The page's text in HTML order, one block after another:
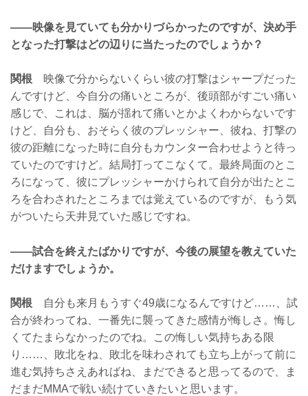
——映像を見ていても分かりづらかったのですが、決め手
となった打撃はどの辺りに当たったのでしょうか？
関根 映像で分からないくらい彼の打撃はシャープだった
んですけど、今自分の痛いところが、後頭部がすごい痛い
感じで、これは、脳が揺れて痛いとかよくわからないです
けど、自分も、おそらく彼のプレッシャー、彼ね、打撃の
彼の距離になった時に自分もカウンター合わせようと待っ
ていたのですけど。結局打ってこなくて。最終局面のとこ
ろになって、彼にプレッシャーかけられて自分が出たとこ
ろを合わされたところまでは覚えているのですが、もう気
がついたら天井見ていた感じですね。
——試合を終えたばかりですが、今後の展望を教えていた
だけますでしょうか。
関根 自分も来月もうすぐ49歳になるんですけど……、試
合が終わってね、一番先に襲ってきた感情が悔しさ。悔し
くてたまらなかったのでね。この悔しい気持ちある限
り……、敗北をね、敗北を味わされても立ち上がって前に
進む気持ちさえあればね、まだできると思ってるので、ま
だまだMMAで戦い続けていきたいと思います。